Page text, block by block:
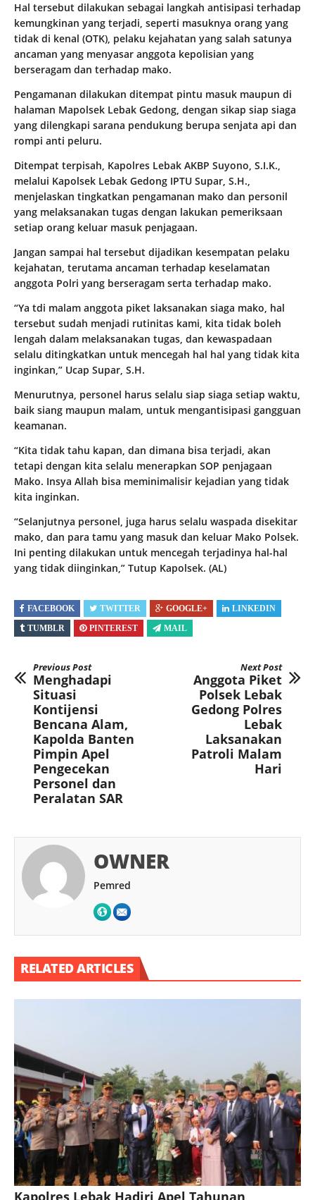
Hal tersebut dilakukan sebagai langkah antisipasi terhadap
kemungkinan yang terjadi, seperti masuknya orang yang
tidak di kenal (OTK), pelaku kejahatan yang salah satunya
ancaman yang menyasar anggota kepolisian yang
berseragam dan terhadap mako.
Pengamanan dilakukan ditempat pintu masuk maupun di
halaman Mapolsek Lebak Gedong, dengan sikap siap siaga
yang dilengkapi sarana pendukung berupa senjata api dan
rompi anti peluru.
Ditempat terpisah, Kapolres Lebak AKBP Suyono, S.I.K.,
melalui Kapolsek Lebak Gedong IPTU Supar, S.H.,
menjelaskan tingkatkan pengamanan mako dan personil
yang melaksanakan tugas dengan lakukan pemeriksaan
setiap orang keluar masuk penjagaan.
Jangan sampai hal tersebut dijadikan kesempatan pelaku
kejahatan, terutama ancaman terhadap keselamatan
anggota Polri yang berseragam serta terhadap mako.
“Ya tdi malam anggota piket laksanakan siaga mako, hal
tersebut sudah menjadi rutinitas kami, kita tidak boleh
lengah dalam melaksanakan tugas, dan kewaspadaan
selalu ditingkatkan untuk mencegah hal hal yang tidak kita
inginkan,” Ucap Supar, S.H.
Menurutnya, personel harus selalu siap siaga setiap waktu,
baik siang maupun malam, untuk mengantisipasi gangguan
keamanan.
“Kita tidak tahu kapan, dan dimana bisa terjadi, akan
tetapi dengan kita selalu menerapkan SOP penjagaan
Mako. Insya Allah bisa meminimalisir kejadian yang tidak
kita inginkan.
“Selanjutnya personel, juga harus selalu waspada disekitar
mako, dan para tamu yang masuk dan keluar Mako Polsek.
Ini penting dilakukan untuk mencegah terjadinya hal-hal
yang tidak diinginkan,” Tutup Kapolsek. (AL)
FACEBOOK TWITTER GOOGLE+
LINKEDIN
TUMBLR
PINTEREST MAIL
Previous Post
Menghadapi
Situasi
Kontijensi
Bencana Alam,
Kapolda Banten
Pimpin Apel
Pengecekan
Personel dan
Peralatan SAR
Next Post
Anggota Piket
Polsek Lebak
Gedong Polres
Lebak
Laksanakan
Patroli Malam
Hari
OWNER
Pemred
RELATED ARTICLES
Kapolres Lebak Hadiri Apel Tahunan